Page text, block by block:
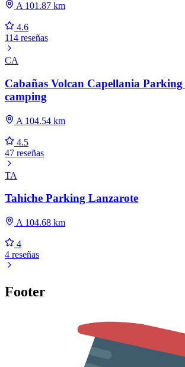
A 101.87 km
4.6
114 reseñas
CA
Cabañas Volcan Capellania
camping
A 104.54 km
4.5
47 reseñas
TA
Tahiche Parking Lanzarote
A 104.68 km
4
4 reseñas
Footer